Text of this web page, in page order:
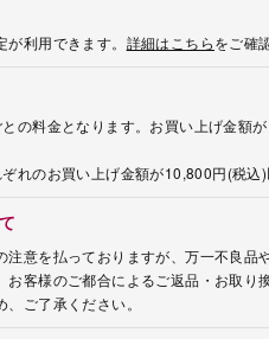
利用できます。 詳細はこちらをご確
の料金となります。お買い上げ金額
れのお買い上げ金額が10,800円(税込)
注意を払っておりますが、万一不良
お客様のご都合によるご返品・お取
ご了承ください。